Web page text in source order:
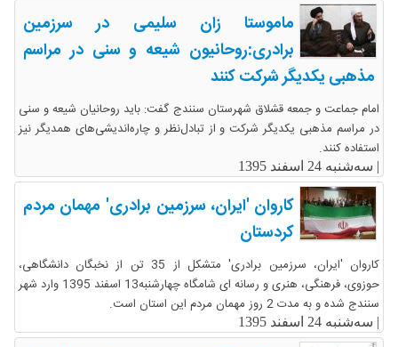
ماموستا زان سلیمی در سرزمین
برادری:روحانیون شیعه و سنی در مراسم
مذهبی یکدیگر شرکت کنند
امام جماعت و جمعه قشلاق شهرستان سنندج گفت: باید روحانیان شیعه و سنی
در مراسم مذهبی یکدیگر شرکت و از تبادل‌نظر و چاره‌اندیشی‌های همدیگر نیز
استفاده کنند.
| سه‌شنبه 24 اسفند 1395
کاروان 'ایران، سرزمین برادری' مهمان مردم
کردستان
کاروان 'ایران، سرزمین برادری' متشکل از 35 تن از نخبگان دانشگاهی،
حوزوی، فرهنگی، هنری و رسانه ای شامگاه چهارشنبه13 اسفند 1395 وارد شهر
سنندج شده و به مدت 2 روز مهمان مردم این استان است.
| سه‌شنبه 24 اسفند 1395